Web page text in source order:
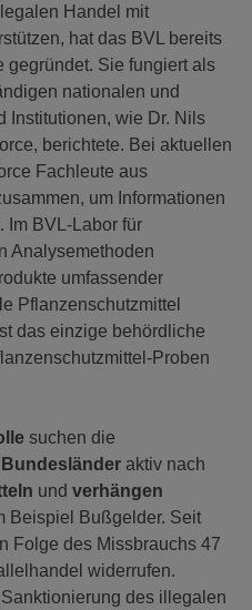
Handel mit
hat das BVL bereits
gegründet. Sie fungiert als
nationalen und
Institutionen, wie Dr. Nils
berichtete. Bei aktuellen
Fachleute aus
um Informationen
Im BVL-Labor für
Analysemethoden
umfassender
Pflanzenschutzmittel
das einzige behördliche
Proben
suchen die
aktiv nach
und verhängen
Beispiel Bußgelder. Seit
Folge des Missbrauchs 47
widerrufen.
des illegalen